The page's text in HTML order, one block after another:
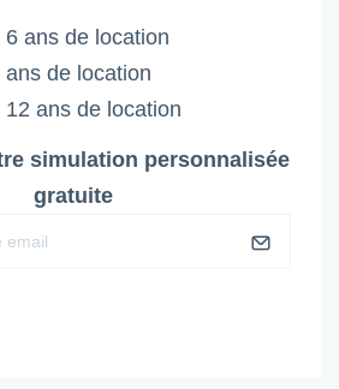
6 ans de location
ans de location
12 ans de location
simulation personnalisée
gratuite